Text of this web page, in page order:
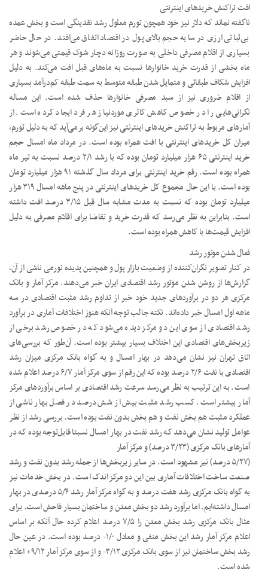
افت تراکنش خریدهای اینترنتی
ناگفته نماند که دلار نیز خود همچون تورم معلول رشد نقدینگی است و بخش عمده
بی‌ثباتی ارزی در سایه حجم بالای پول در اقتصاد اتفاق می‌افتد. در حال حاضر
بسیاری از اقلام مصرفی داخلی به صورت روزانه دچار شوک قیمتی می‌شوند و هر
ماه بخشی از قدرت خرید خانوارها نسبت به ماه‌های قبل افت می‌کند. به دلیل
افزایش شکاف طبقاتی و متمایل شدن طبقه متوسط به سمت طبقه کم‌درآمد بسیاری
از اقلام ضروری نیز از سبد مصرفی خانوارها حذف شده است. این مساله
نگرانی‌هایی را در خصوص کاهش کالری موردنیاز هر فرد ایجاد کرده است. از
آمارهای مربوط به تراکنش خریدهای اینترنتی نیز این‌گونه برمی‌آید که به دلیل تورم،
میزان کل خریدهای اینترنتی با افت همراه بوده است. در مرداد ماه امسال حجم
خرید اینترنتی ۶۵ هزار میلیارد تومان بوده که با رشد ۲/۱ درصد نسبت به تیر ماه
همراه بوده است. رقم خرید اینترنتی برای مرداد سال گذشته ۹۱ هزار میلیارد تومان
بوده است. با این حال مجموع کل خریدهای اینترنتی در پنج ماهه امسال ۳۱۹ هزار
میلیارد تومان بوده که نسبت به مدت مشابه سال قبل ۳/۱۵ درصد افت داشته
است. بنابراین به نظر می‌رسد که قدرت خرید و تقاضا برای اقلام مصرفی به دلیل
افزایش قیمت‌ها با کاهش همراه بوده است.
فعال شدن موتور رشد
در کنار تصویر نگران‌کننده از وضعیت بازار پول و همچنین پدیده تورمی ناشی از آن،
گزارش‌ها از روشن شدن موتور رشد اقتصادی ایران خبر می‌دهند. مرکز آمار و بانک
مرکزی هر دو در برآوردهای جدید خود خبر از تداوم رشد مثبت اقتصادی در سه
ماهه اول امسال خبر داده‌اند. نکته جالب توجه آنکه هنوز اختلافات آماری در برآورد
رشد اقتصادی از سوی این دو مرکز دیده می‌شود که در خصوص رشد برخی از
زیربخش‌های اقتصادی این اختلاف بسیار بیشتر بوده است. آن‌طور که بررسی‌های
اتاق تهران نیز نشان می‌دهد در بهار امسال و به گواه بانک مرکزی میزان رشد
اقتصادی با نفت ۲/۶ درصد بوده که این رقم از سوی مرکز آمار ۶/۷ درصد اعلام شده
است. به این ترتیب به نظر می‌رسد سرعت رشد اقتصادی بر اساس برآوردهای مرکز
آمار بیشتر است. کسب رشد مثبت بیش از شش درصد در فصل بهار ناشی از
عملکرد مثبت هم بخش نفت و هم بخش بدون نفت بوده است. بررسی رشد از نظر
عوامل تولید نشان می‌دهد که رشد نفت در بهار امسال نسبتا قابل‌توجه بوده که در
آمارهای بانک مرکزی (۳/۲۳ درصد) و مرکز آمار
(۵/۲۷ درصد) نیز مشهود است. در سایر زیربخش‌ها از جمله رشد بدون نفت و رشد
صنعت ساخت اختلافات آماری بین این دو مرکز اندک است. در بخش خدمات نیز
به گواه بانک مرکزی رشد هفت درصد و به گواه مرکز آمار رشد ۵/۴ درصدی در بهار
امسال داشته‌ایم. اما برآورد رشد دو بخش معدن و ساختمان بسیار فاحش است. برای
مثال بانک مرکزی رشد بخش معدن را ۷/۵ درصد اعلام کرده حال آنکه بر اساس
اعلام مرکز آمار رشد این بخش منفی و معادل ۱/۰- درصد بوده است. در عین حال
رشد بخش ساختمان نیز از سوی بانک مرکزی ۳/۱۲- و از سوی مرکز آمار ۹/۱۲+ اعلام
شده است.